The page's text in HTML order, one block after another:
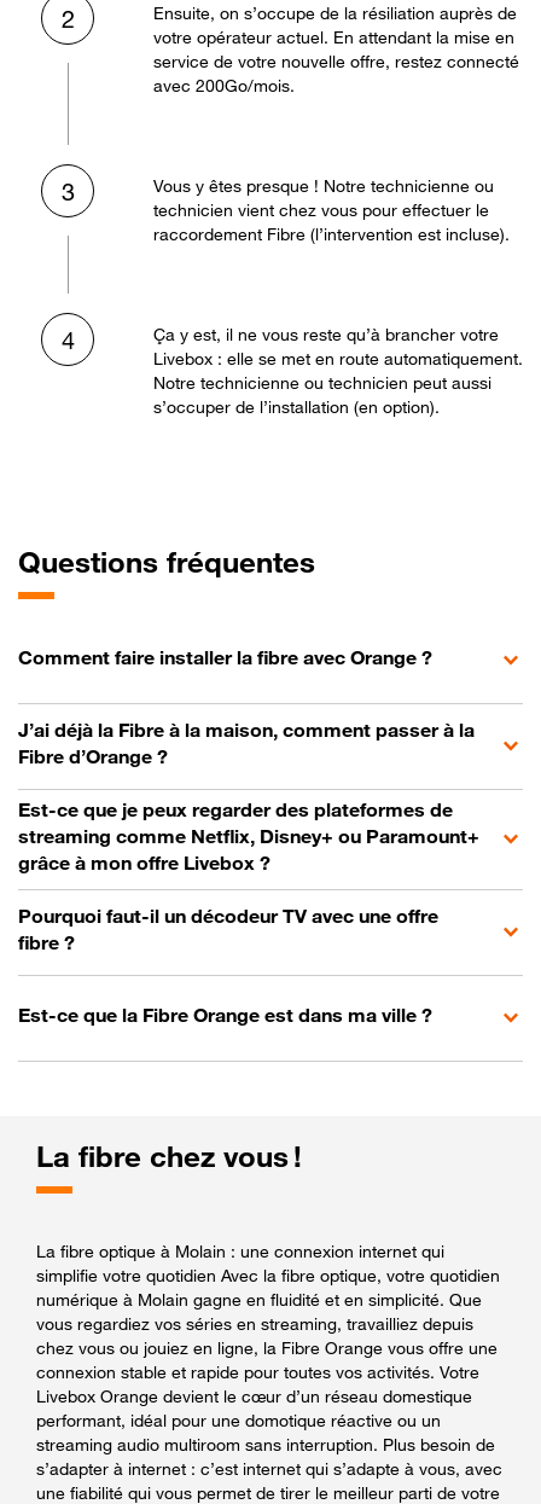
2
Ensuite, on s’occupe de la résiliation auprès de
votre opérateur actuel. En attendant la mise en
service de votre nouvelle offre, restez connecté
avec 200Go/mois.
3
Vous y êtes presque ! Notre technicienne ou
technicien vient chez vous pour effectuer le
raccordement Fibre (l’intervention est incluse).
4
Ça y est, il ne vous reste qu’à brancher votre
Livebox : elle se met en route automatiquement.
Notre technicienne ou technicien peut aussi
s’occuper de l’installation (en option).
Questions fréquentes
Comment faire installer la fibre avec Orange ?
J’ai déjà la Fibre à la maison, comment passer à la
Fibre d’Orange ?
Est-ce que je peux regarder des plateformes de
streaming comme Netflix, Disney+ ou Paramount+
grâce à mon offre Livebox ?
Pourquoi faut-il un décodeur TV avec une offre
fibre ?
Est-ce que la Fibre Orange est dans ma ville ?
La fibre chez vous !
La fibre optique à Molain : une connexion internet qui
simplifie votre quotidien Avec la fibre optique, votre quotidien
numérique à Molain gagne en fluidité et en simplicité. Que
vous regardiez vos séries en streaming, travailliez depuis
chez vous ou jouiez en ligne, la Fibre Orange vous offre une
connexion stable et rapide pour toutes vos activités. Votre
Livebox Orange devient le cœur d’un réseau domestique
performant, idéal pour une domotique réactive ou un
streaming audio multiroom sans interruption. Plus besoin de
s’adapter à internet : c’est internet qui s’adapte à vous, avec
une fiabilité qui vous permet de tirer le meilleur parti de votre